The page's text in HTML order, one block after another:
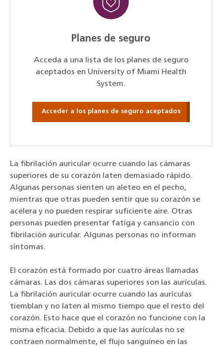
Planes de seguro
Acceda a una lista de los planes de seguro
aceptados en University of Miami Health
System.
Acceder a los planes de seguro aceptados
La fibrilación auricular ocurre cuando las cámaras
superiores de su corazón laten demasiado rápido.
Algunas personas sienten un aleteo en el pecho,
mientras que otras pueden sentir que su corazón se
acelera y no pueden respirar suficiente aire. Otras
personas pueden presentar fatiga y cansancio con
fibrilación auricular. Algunas personas no informan
síntomas.
El corazón está formado por cuatro áreas llamadas
cámaras. Las dos cámaras superiores son las aurículas.
La fibrilación auricular ocurre cuando las aurículas
tiemblan y no laten al mismo tiempo que el resto del
corazón. Esto hace que el corazón no funcione con la
misma eficacia. Debido a que las aurículas no se
contraen normalmente, el flujo sanguíneo en las